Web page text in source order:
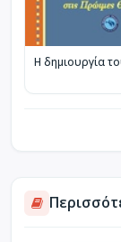
Η δημιουργία